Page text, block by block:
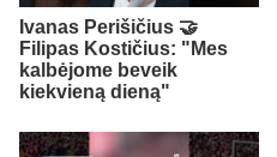
Ivanas Perišičius 🤝
Filipas Kostičius: "Mes
kalbėjome beveik
kiekvieną dieną"